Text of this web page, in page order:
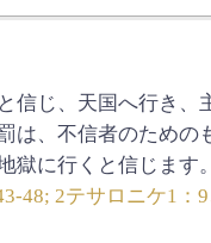
信じ、天国へ行き、
は、不信者のための
獄に行くと信じます。
48; 2テサロニケ1：